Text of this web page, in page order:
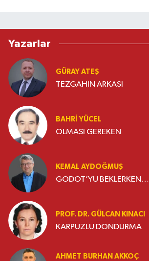
Yazarlar
GÜRAY ATEŞ
TEZGAHIN ARKASI
BAHRI YÜCEL
OLMASI GEREKEN
KEMAL AYDOĞMUŞ
GODOT’YU BEKLERKEN…
PROF. DR. GÜLCAN KINACI
KARPUZLU DONDURMA
AHMET BURHAN AKKOÇ